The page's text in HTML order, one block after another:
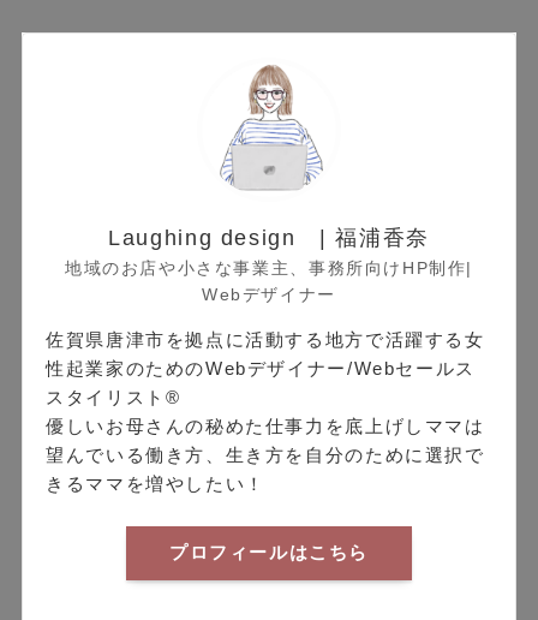
Laughing design | 福浦香奈
地域のお店や小さな事業主、事務所向けHP制作|
Webデザイナー
佐賀県唐津市を拠点に活動する地方で活躍する女
性起業家のためのWebデザイナー/Webセールス
スタイリスト®︎
優しいお母さんの秘めた仕事力を底上げしママは
望んでいる働き方、生き方を自分のために選択で
きるママを増やしたい！
プロフィールはこちら